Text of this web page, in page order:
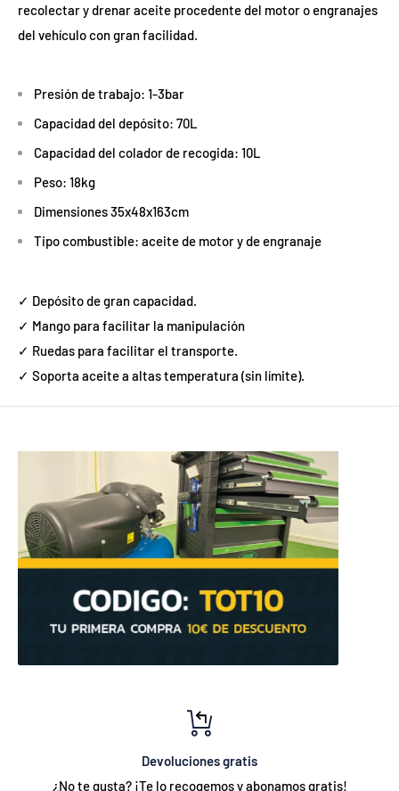
recolectar y drenar aceite procedente del motor o engranajes
del vehículo con gran facilidad.
Presión de trabajo: 1-3bar
Capacidad del depósito: 70L
Capacidad del colador de recogida: 10L
Peso: 18kg
Dimensiones 35x48x163cm
Tipo combustible: aceite de motor y de engranaje
✓ Depósito de gran capacidad.
✓ Mango para facilitar la manipulación
✓ Ruedas para facilitar el transporte.
✓ Soporta aceite a altas temperatura (sin límite).
Devoluciones gratis
¿No te gusta? ¡Te lo recogemos y abonamos gratis!